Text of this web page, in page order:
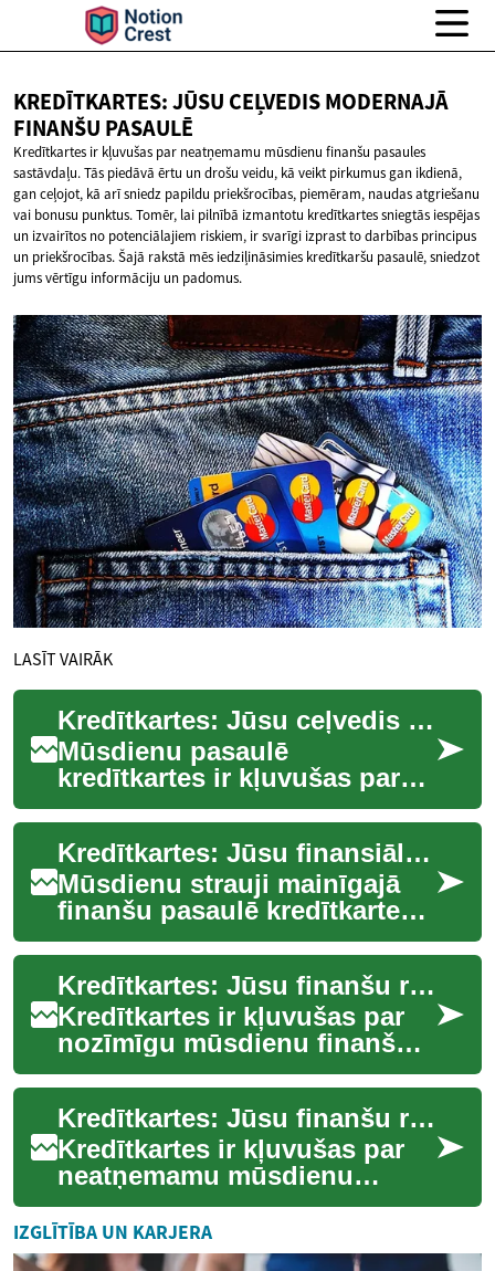
KREDĪTKARTES: JŪSU CEĻVEDIS MODERNAJĀ
FINANŠU PASAULĒ
Kredītkartes ir kļuvušas par neatņemamu mūsdienu finanšu pasaules
sastāvdaļu. Tās piedāvā ērtu un drošu veidu, kā veikt pirkumus gan ikdienā,
gan ceļojot, kā arī sniedz papildu priekšrocības, piemēram, naudas atgriešanu
vai bonusu punktus. Tomēr, lai pilnībā izmantotu kredītkartes sniegtās iespējas
un izvairītos no potenciālajiem riskiem, ir svarīgi izprast to darbības principus
un priekšrocības. Šajā rakstā mēs iedziļināsimies kredītkaršu pasaulē, sniedzot
jums vērtīgu informāciju un padomus.
LASĪT VAIRĀK
Kredītkartes: Jūsu ceļvedis modernajā finanšu pasaulē
Mūsdienu pasaulē
kredītkartes ir kļuvušas par
neatņemamu ikdienas daļu
daudziem cilvēkiem. Tās
piedāvā ērtu un drošu ...
Kredītkartes: Jūsu finansiālo iespēju atslēga
Mūsdienu strauji mainīgajā
finanšu pasaulē kredītkartes
ir kļuvušas par neatņemamu
ikdienas dzīves sastāvdaļu.
Tās pi...
Kredītkartes: Jūsu finanšu rīks ar iespējām un izaicinājumiem
Kredītkartes ir kļuvušas par
nozīmīgu mūsdienu finanšu
pasaules elementu,
piedāvājot ērtību un
potenciālus ieguvumus....
Kredītkartes: Jūsu finanšu rīks ikdienā un ceļojumos
Kredītkartes ir kļuvušas par
neatņemamu mūsdienu
finanšu pasaules daļu. Tās
piedāvā ērtu un drošu veidu,
kā veikt pir...
IZGLĪTĪBA UN KARJERA